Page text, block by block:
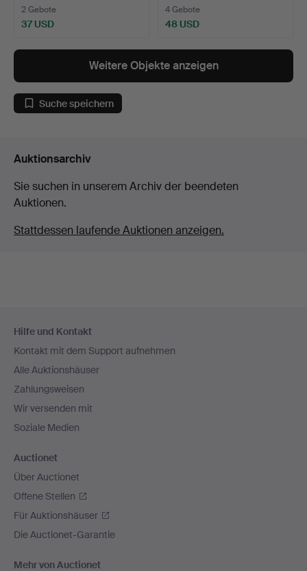
2 Gebote
37 USD
4 Gebote
48 USD
Weitere Objekte anzeigen
Suche speichern
Auktionsarchiv
Sie suchen in unserem Archiv der beendeten
Auktionen.
Stattdessen laufende Auktionen anzeigen.
Navigation
Hilfe und Kontakt
Kontakt mit dem Support aufnehmen
Alle Auktionshäuser
Zahlungsweisen
Wir versenden mit
Soziale Medien
Auctionet
Über Auctionet
Offene Stellen
Für Auktionshäuser
Die Auctionet-Garantie
Mehr von Auctionet